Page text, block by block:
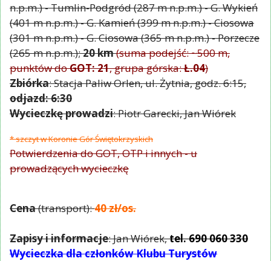
n.p.m.) - Tumlin-Podgród (287 m n.p.m.) - G. Wykień
(401 m n.p.m.) - G. Kamień (399 m n.p.m.) - Ciosowa
(301 m n.p.m.) - G. Ciosowa (365 m n.p.m.) - Porzecze
(265 m n.p.m.);20 km(suma podejść: ~500 m,
punktów doGOT: 21, grupa górska:Ł.04)
Zbiórka: Stacja Paliw Orlen, ul. Żytnia, godz. 6:15,
odjazd: 6:30
Wycieczkę prowadzi: Piotr Garecki, Jan Wiórek
* szczyt w Koronie Gór Świętokrzyskich
Potwierdzenia do GOT, OTP i innych - u
prowadzących wycieczkę
Cena(transport):40 zł/os.
Zapisy i informacje: Jan Wiórek,tel. 690 060 330
Wycieczka dla członków Klubu Turystów